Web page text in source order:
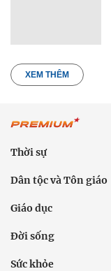
XEM THÊM
Thời sự
Dân tộc và Tôn giáo
Giáo dục
Đời sống
Sức khỏe